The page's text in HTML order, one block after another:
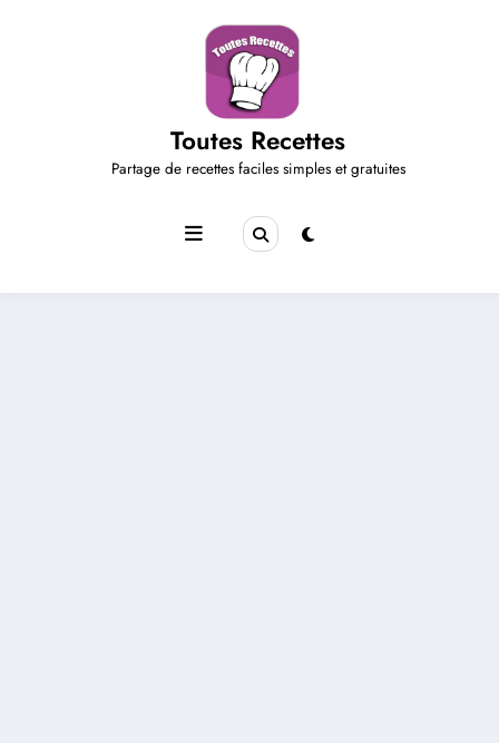
Toutes Recettes
Partage de recettes faciles simples et gratuites